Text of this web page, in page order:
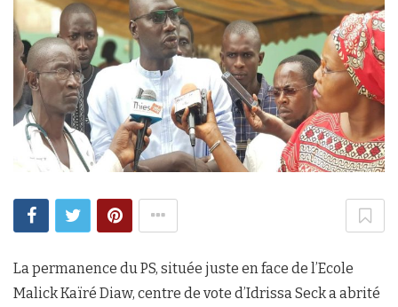
La permanence du PS, située juste en face de l’Ecole
Malick Kaïré Diaw, centre de vote d’Idrissa Seck a abrité